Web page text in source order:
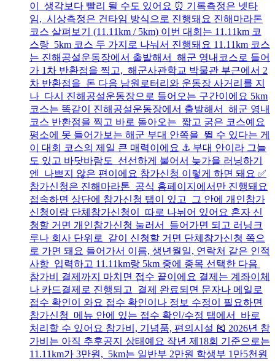
이 생각보다 빨리 될 수도 있어요 ⏰ 기록측정은 넷타
임, 시상측정은 건타임 방식으로 진행돼요 진해마라톤
코스 살펴보기 (11.11km / 5km) 이번 대회는 11.11km 코
스랑 5km 코스 두 가지로 나눠서 진행돼요 11.11km 코스
는 진해공설운동장에서 출발해서 해군 영내코스로 들어
가 1차 반환점을 찍고, 해군사관학교 박물관 부근에서 2
차 반환점을 돈 다음 남원로터리와 운동장 사거리를 지
나 다시 진해공설운동장으로 들어오는 구간이에요 5km
코스는 똑같이 진해공설운동장에서 출발해서 해군 영내
코스 반환점을 찍고 바로 돌아오는 짧고 굵은 코스예요
평소에 못 들어가보는 해군 부대 안쪽을 뛸 수 있다는 게
이 대회 코스의 제일 큰 매력이에요 ⚓ 부대 안이라 그늘
도 있고 바닷바람도 선선하게 불어서 늦가을 러닝하기
엔 나쁘지 않은 편이에요 참가신청 이렇게 하면 돼요 ✅
참가신청은 진해마라톤 공식 홈페이지에서만 진행돼요
접속하면 상단에 참가신청 탭이 있고 그 안에 개인참가
신청이랑 단체참가신청이 따로 나뉘어 있어요 혼자 신
청할 거면 개인참가신청 눌러서 들어가면 되고 러닝크
루나 회사 단위로 같이 신청할 거면 단체참가신청 쪽으
로 가면 돼요 들어가서 이름, 생년월일, 연락처 같은 인적
사항 입력하고 11.11km랑 5km 중에 종목 선택한 다음
참가비 결제까지 마치면 접수 끝이에요 결제는 계좌이체
나 카드결제로 진행되고 결제 완료되면 문자나 메일로
접수 확인이 와요 접수 확인이나 정보 수정이 필요하면
참가신청 메뉴 안에 있는 접수 확인/수정 탭에서 바로
처리할 수 있어요 참가비, 기념품, 편의시설 🎽 2026년 참
가비는 아직 추후공지 상태예요 작년 제18회 기준으로는
11.11km가 3만원, 5km는 일반부 2만원 학생부 1만5천원